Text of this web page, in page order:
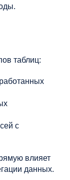
таблиц:
с
влияет
данных.